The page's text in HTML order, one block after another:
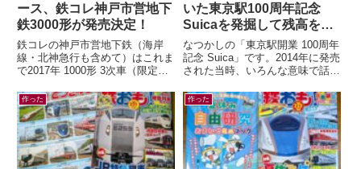
ース、鉄コレ神戸市営地下
鉄3000形が発売決定！
鉄コレの神戸市営地下鉄（海岸
線・北神急行も含めて）はこれま
で2017年 1000形 3次車（限定）
定）2020年 6000形...
いた東京駅100周年記念
Suicaを発掘して残高を確
認したら…
なつかしの「東京駅開業 100周年
記念 Suica」です。2014年に発売
された当時、いろんな意味で話題
なので、もったいなくて使わ...
作った 作った